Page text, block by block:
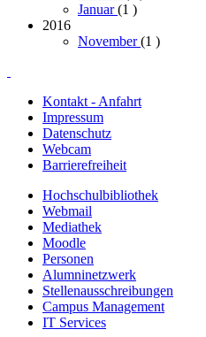
Januar(1 )
2016
November(1 )
Kontakt - Anfahrt
Impressum
Datenschutz
Webcam
Barrierefreiheit
Hochschulbibliothek
Webmail
Mediathek
Moodle
Personen
Alumninetzwerk
Stellenausschreibungen
Campus Management
IT Services